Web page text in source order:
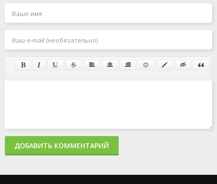
ДОБАВИТЬ КОММЕНТАРИЙ